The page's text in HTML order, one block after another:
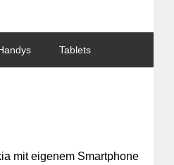
Tablets
mit eigenem Smartphone